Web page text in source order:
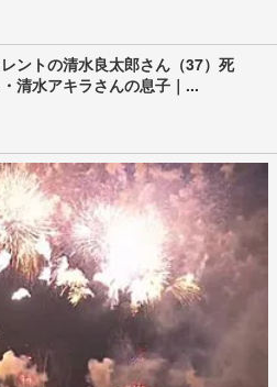
ントの清水良太郎さん（37）死
清水アキラさんの息子｜...